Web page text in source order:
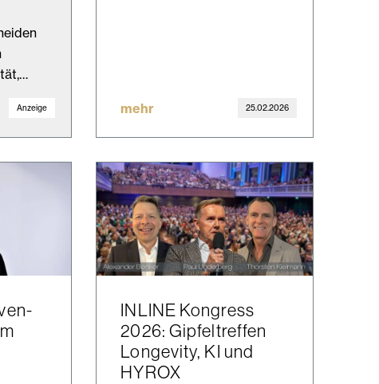
Anzeige mehr 25.02.2026
INLINE Kongress
2026: Gipfeltreffen
Longevity, KI und
HYROX